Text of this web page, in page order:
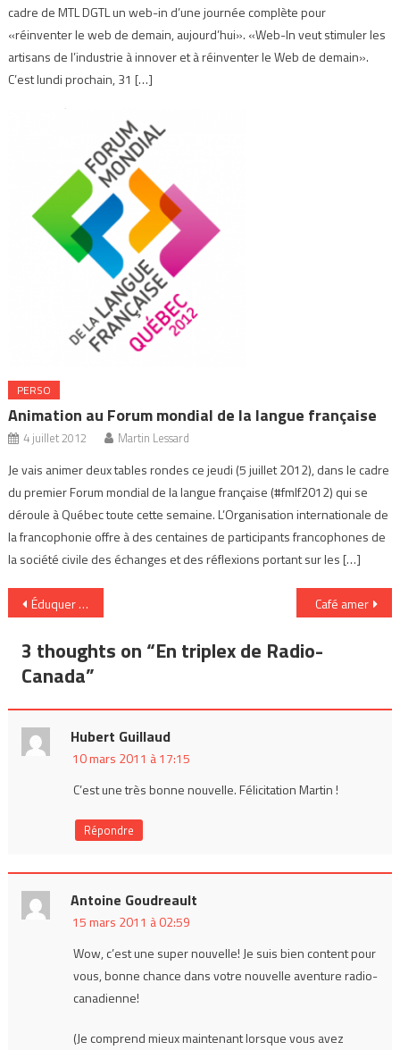
cadre de MTL DGTL un web-in d’une journée complète pour
«réinventer le web de demain, aujourd’hui». «Web-In veut stimuler les
artisans de l’industrie à innover et à réinventer le Web de demain».
C’est lundi prochain, 31 […]
PERSO
Animation au Forum mondial de la langue française
4 juillet 2012 Martin Lessard
Je vais animer deux tables rondes ce jeudi (5 juillet 2012), dans le cadre
du premier Forum mondial de la langue française (#fmlf2012) qui se
déroule à Québec toute cette semaine. L’Organisation internationale de
la francophonie offre à des centaines de participants francophones de
la société civile des échanges et des réflexions portant sur les […]
Navigation
de
l’article
Éduquer au 21e siècle: tout reste à inventer Café amer
3 thoughts on “En triplex de Radio-
Canada”
Hubert Guillaud
10 mars 2011 à 17:15
C’est une très bonne nouvelle. Félicitation Martin !
Répondre
Antoine Goudreault
15 mars 2011 à 02:59
Wow, c’est une super nouvelle! Je suis bien content pour
vous, bonne chance dans votre nouvelle aventure radio-
canadienne!
(Je comprend mieux maintenant lorsque vous avez